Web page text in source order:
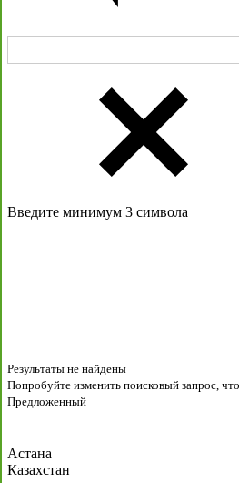
Введите минимум 3 символа
Результаты не найдены
Попробуйте изменить поисковый запрос,
Предложенный
Астана
Казахстан